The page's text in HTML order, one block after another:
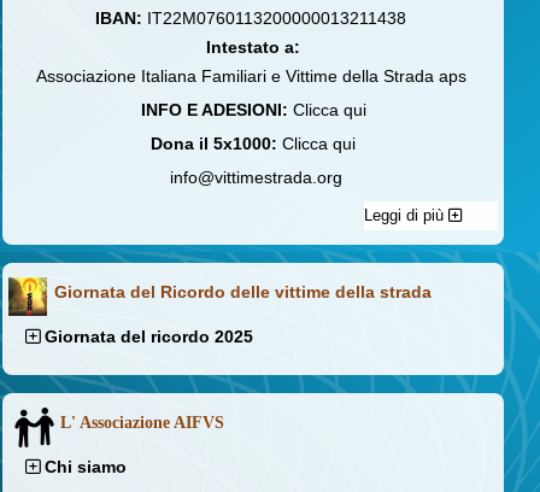
IBAN: IT22M0760113200000013211438
Intestato a:
Associazione Italiana Familiari e Vittime della Strada aps
INFO E ADESIONI: Clicca qui
Dona il 5x1000: Clicca qui
info@vittimestrada.org
Leggi di più
Giornata del Ricordo delle vittime della strada
Giornata del ricordo 2025
L' Associazione AIFVS
Chi siamo